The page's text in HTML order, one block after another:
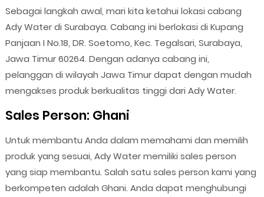
Sebagai langkah awal, mari kita ketahui lokasi cabang
Ady Water di Surabaya. Cabang ini berlokasi di Kupang
Panjaan I No.18, DR. Soetomo, Kec. Tegalsari, Surabaya,
Jawa Timur 60264. Dengan adanya cabang ini,
pelanggan di wilayah Jawa Timur dapat dengan mudah
mengakses produk berkualitas tinggi dari Ady Water.
Sales Person: Ghani
Untuk membantu Anda dalam memahami dan memilih
produk yang sesuai, Ady Water memiliki sales person
yang siap membantu. Salah satu sales person kami yang
berkompeten adalah Ghani. Anda dapat menghubungi